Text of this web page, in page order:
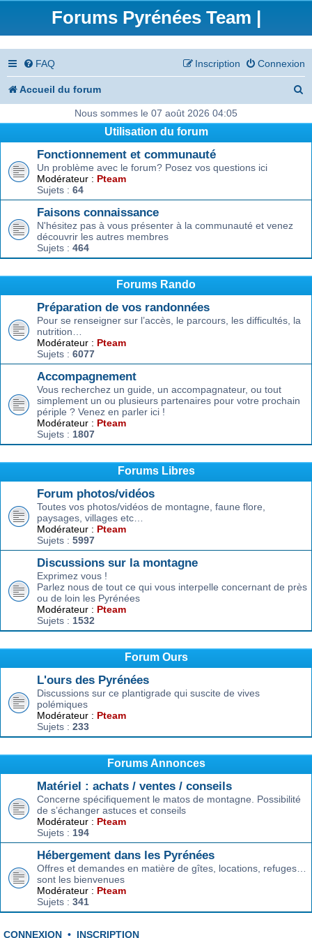
Forums Pyrénées Team |
FAQ Connexion
Inscription
Accueil du forum
e
Nous sommes le 07 août 2026 04:05
Utilisation du forum
Fonctionnement et communauté
Un problème avec le forum? Posez vos questions ici
Modérateur : Pteam
Sujets : 64
Faisons connaissance
N'hésitez pas à vous présenter à la communauté et venez
découvrir les autres membres
Sujets : 464
Forums Rando
Préparation de vos randonnées
Pour se renseigner sur l’accès, le parcours, les difficultés, la
nutrition…
Modérateur : Pteam
Sujets : 6077
Accompagnement
Vous recherchez un guide, un accompagnateur, ou tout
simplement un ou plusieurs partenaires pour votre prochain
périple ? Venez en parler ici !
Modérateur : Pteam
Sujets : 1807
Forums Libres
Forum photos/vidéos
Toutes vos photos/vidéos de montagne, faune flore,
paysages, villages etc…
Modérateur : Pteam
Sujets : 5997
Discussions sur la montagne
Exprimez vous !
Parlez nous de tout ce qui vous interpelle concernant de près
ou de loin les Pyrénées
Modérateur : Pteam
Sujets : 1532
Forum Ours
L'ours des Pyrénées
Discussions sur ce plantigrade qui suscite de vives
polémiques
Modérateur : Pteam
Sujets : 233
Forums Annonces
Matériel : achats / ventes / conseils
Concerne spécifiquement le matos de montagne. Possibilité
de s’échanger astuces et conseils
Modérateur : Pteam
Sujets : 194
Hébergement dans les Pyrénées
Offres et demandes en matière de gîtes, locations, refuges…
sont les bienvenues
Modérateur : Pteam
Sujets : 341
CONNEXION • INSCRIPTION